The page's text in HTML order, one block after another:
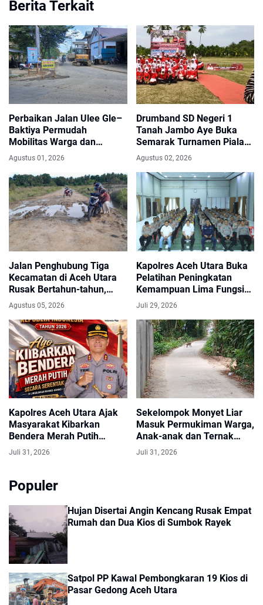
Berita Terkait
Perbaikan Jalan Ulee Gle–
Baktiya Permudah
Mobilitas Warga dan
Distribusi Hasil Pertanian di
Agustus 01, 2026
Drumband SD Negeri 1
Tanah Jambo Aye Buka
Semarak Turnamen Piala
Bupati dan Wakil Bupati
Agustus 02, 2026
Jalan Penghubung Tiga
Kecamatan di Aceh Utara
Rusak Bertahun-tahun,
Warga Harapkan Perbaikan
Segera
Agustus 05, 2026
Kapolres Aceh Utara Buka
Pelatihan Peningkatan
Kemampuan Lima Fungsi
Teknis Kepolisian
Juli 29, 2026
Kapolres Aceh Utara Ajak
Masyarakat Kibarkan
Bendera Merah Putih
Selama Bulan Agustus
Juli 31, 2026
Sekelompok Monyet Liar
Masuk Permukiman Warga,
Anak-anak dan Ternak
Dikhawatirkan Terancam
Juli 31, 2026
Populer
Hujan Disertai Angin Kencang Rusak Empat
Rumah dan Dua Kios di Sumbok Rayek
Satpol PP Kawal Pembongkaran 19 Kios di
Pasar Gedong Aceh Utara